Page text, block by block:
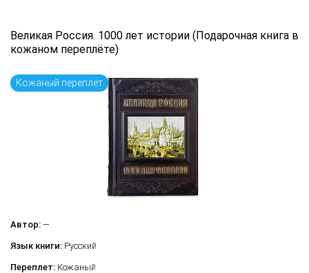
Великая Россия. 1000 лет истории (Подарочная книга в
кожаном переплёте)
Кожаный переплёт
Автор: —
Язык книги: Русский
Переплет: Кожаный